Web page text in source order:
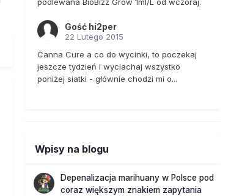
Gość hi2per
22 Lutego 2015
Canna Cure a co do wycinki, to poczekaj
jeszcze tydzień i wyciachaj wszystko
poniżej siatki - głównie chodzi mi o...
Wpisy na blogu
Depenalizacja marihuany w Polsce pod
coraz większym znakiem zapytania